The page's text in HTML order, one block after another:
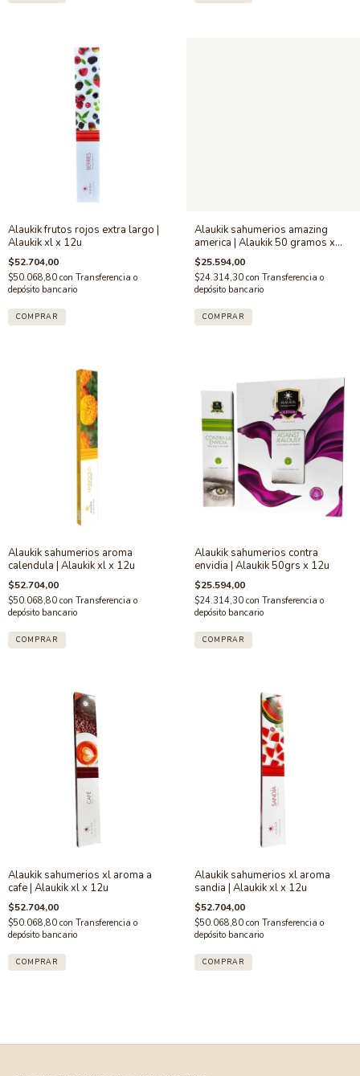
Alaukik frutos rojos extra largo |
Alaukik xl x 12u
$52.704,00
$50.068,80 con Transferencia o
depósito bancario
Alaukik sahumerios amazing
america | Alaukik 50 gramos x
12u
$25.594,00
$24.314,30 con Transferencia o
depósito bancario
Alaukik sahumerios aroma
calendula | Alaukik xl x 12u
$52.704,00
$50.068,80 con Transferencia o
depósito bancario
Alaukik sahumerios contra
envidia | Alaukik 50grs x 12u
$25.594,00
$24.314,30 con Transferencia o
depósito bancario
Alaukik sahumerios xl aroma a
cafe | Alaukik xl x 12u
$52.704,00
$50.068,80 con Transferencia o
depósito bancario
Alaukik sahumerios xl aroma
sandia | Alaukik xl x 12u
$52.704,00
$50.068,80 con Transferencia o
depósito bancario